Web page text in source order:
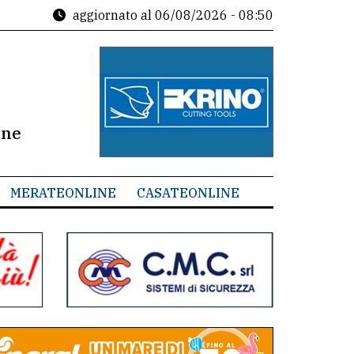
aggiornato al 06/08/2026 - 08:50
MERATEONLINE CASATEONLINE